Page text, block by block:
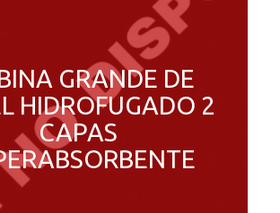
GRANDE DE
HIDROFUGADO 2
CAPAS